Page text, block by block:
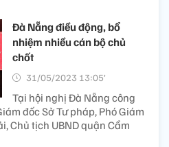
Đà Nẵng điều động, bổ
nhiệm nhiều cán bộ chủ
chốt
31/05/2023 13:05’
Tại hội nghị Đà Nẵng công
đốc Sở Tư pháp, Phó Giám
Chủ tịch UBND quận Cẩm